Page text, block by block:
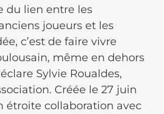
du lien entre les
joueurs et les
c’est de faire vivre
même en dehors
Sylvie Roualdes,
Créée le 27 juin
étroite collaboration avec